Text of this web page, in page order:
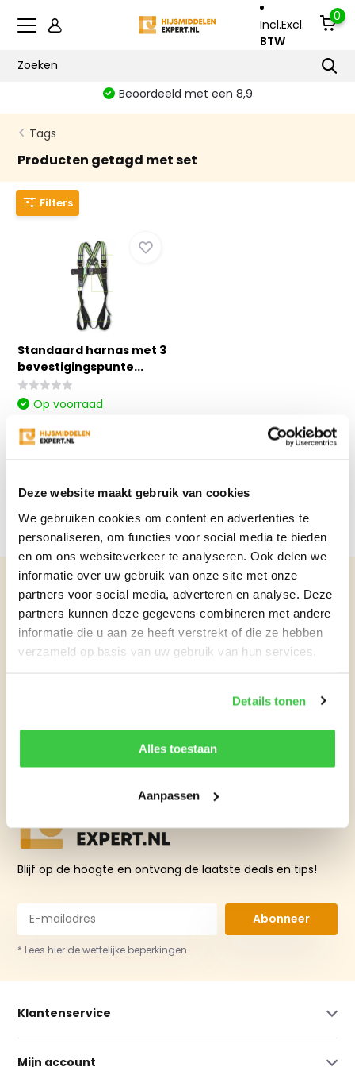
Deze website maakt gebruik van cookies
We gebruiken cookies om content en advertenties te
personaliseren, om functies voor social media te bieden
en om ons websiteverkeer te analyseren. Ook delen we
informatie over uw gebruik van onze site met onze
partners voor social media, adverteren en analyse. Deze
partners kunnen deze gegevens combineren met andere
informatie die u aan ze heeft verstrekt of die ze hebben
verzameld op basis van uw gebruik van hun services.
Details tonen
Alles toestaan
Aanpassen
Incl.Excl.
BTW
0
Beoordeeld met een 8,9
Tags
Producten getagd met set
Filters
Standaard harnas met 3
bevestigingspunte...
Vergelijk
Op voorraad
€92,20
Advies nodig?
WhatsApp Jos! Ook voor grote
WhatsApp Jos
Blijf op de hoogte en ontvang de laatste deals en tips!
Abonneer
* Lees hier de wettelijke beperkingen
Klantenservice
Mijn account